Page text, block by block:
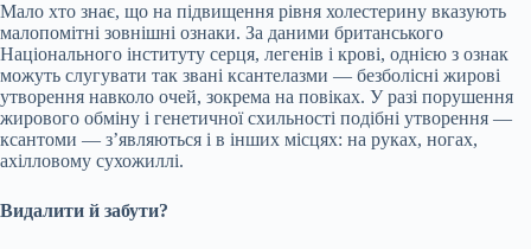
Мало хто знає, що на підвищення рівня холестерину вказують
малопомітні зовнішні ознаки. За даними британського
Національного інституту серця, легенів і крові, однією з ознак
можуть слугувати так звані ксантелазми — безболісні жирові
утворення навколо очей, зокрема на повіках. У разі порушення
жирового обміну і генетичної схильності подібні утворення —
ксантоми — з’являються і в інших місцях: на руках, ногах,
ахілловому сухожиллі.
Видалити й забути?